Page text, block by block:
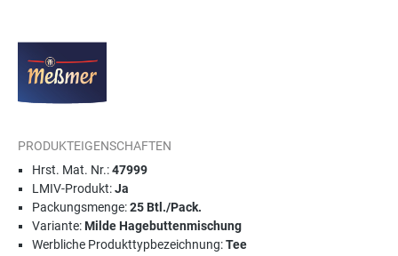
PRODUKTEIGENSCHAFTEN
Hrst. Mat. Nr.:47999
LMIV-Produkt:Ja
Packungsmenge:25 Btl./Pack.
Variante:Milde Hagebuttenmischung
Werbliche Produkttypbezeichnung:Tee